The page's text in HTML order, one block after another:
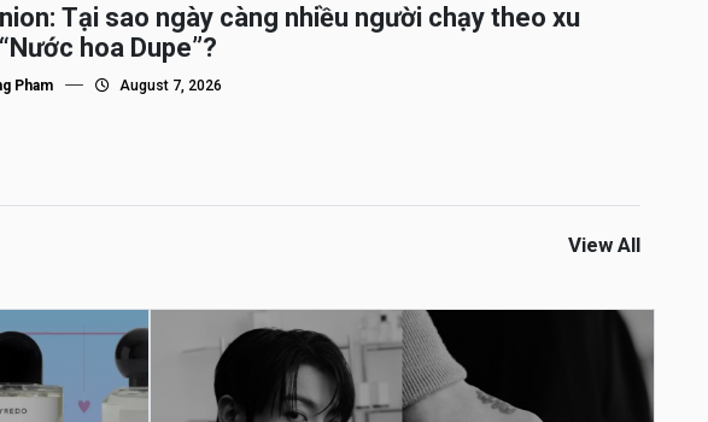
Tại sao ngày càng nhiều người chạy theo xu
hoa Dupe”?
Pham August 7, 2026
View All